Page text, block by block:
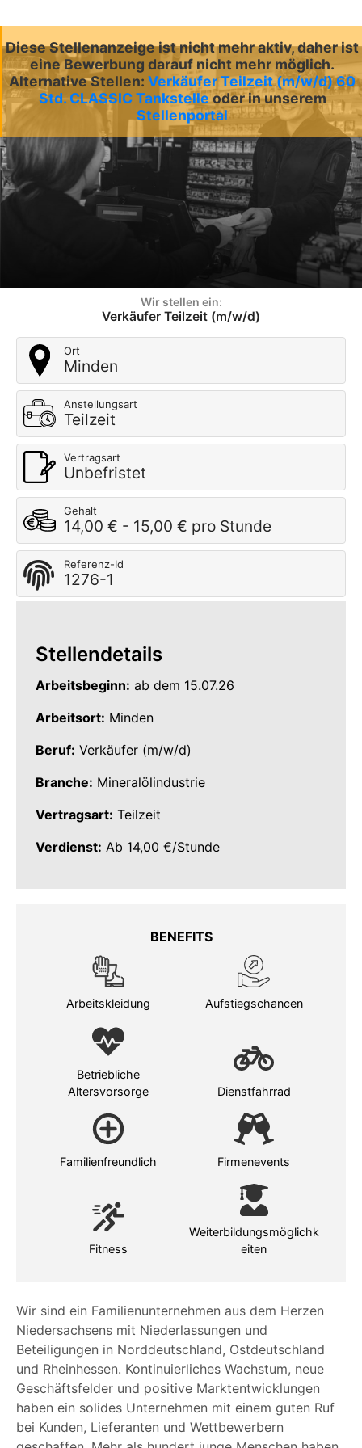
Diese Stellenanzeige ist nicht mehr aktiv, daher ist
eine Bewerbung darauf nicht mehr möglich.
Alternative Stellen: Verkäufer Teilzeit (m/w/d) 60
Std. CLASSIC Tankstelle oder in unserem
Stellenportal
Wir stellen ein:
Verkäufer Teilzeit (m/w/d)
Ort
Minden
Anstellungsart
Teilzeit
Vertragsart
Unbefristet
Gehalt
14,00 € - 15,00 € pro Stunde
Referenz-Id
1276-1
Wir sind ein Familienunternehmen aus dem Herzen
Niedersachsens mit Niederlassungen und
Beteiligungen in Norddeutschland, Ostdeutschland
und Rheinhessen. Kontinuierliches Wachstum, neue
Geschäftsfelder und positive Marktentwicklungen
haben ein solides Unternehmen mit einem guten Ruf
bei Kunden, Lieferanten und Wettbewerbern
Stellendetails
Arbeitsbeginn: ab dem 15.07.26
Arbeitsort: Minden
Beruf: Verkäufer (m/w/d)
Branche: Mineralölindustrie
Vertragsart: Teilzeit
Verdienst: Ab 14,00 €/Stunde
BENEFITS
Arbeitskleidung Aufstiegschancen
Betriebliche
Altersvorsorge
Dienstfahrrad
Familienfreundlich Firmenevents
Fitness
Weiterbildungsmöglichk
eiten